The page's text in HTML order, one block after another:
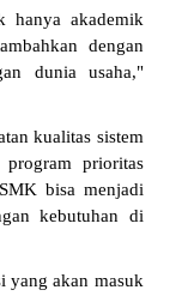
hanya akademik
dengan
dunia usaha,"
kualitas sistem
prioritas
bisa menjadi
kebutuhan di
yang akan masuk